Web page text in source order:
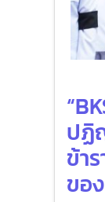
ปฏิ
ข้า
ขอ